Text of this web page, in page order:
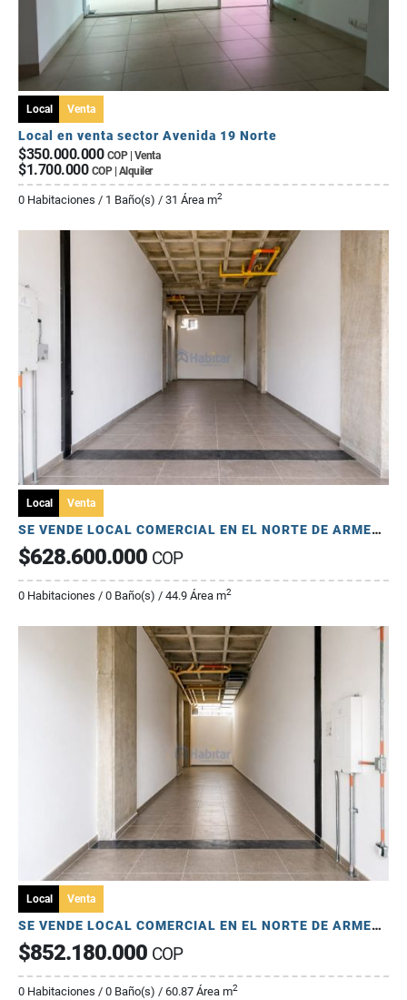
Local Venta
Local en venta sector Avenida 19 Norte
$350.000.000 COP | Venta
$1.700.000 COP | Alquiler
0 Habitaciones / 1 Baño(s) / 31 Área m2
Local Venta
SE VENDE LOCAL COMERCIAL EN EL NORTE DE ARMENIA - ORO NEGRO
$628.600.000 COP
0 Habitaciones / 0 Baño(s) / 44.9 Área m2
Local Venta
SE VENDE LOCAL COMERCIAL EN EL NORTE DE ARMENIA - ORO NEGRO
$852.180.000 COP
0 Habitaciones / 0 Baño(s) / 60.87 Área m2